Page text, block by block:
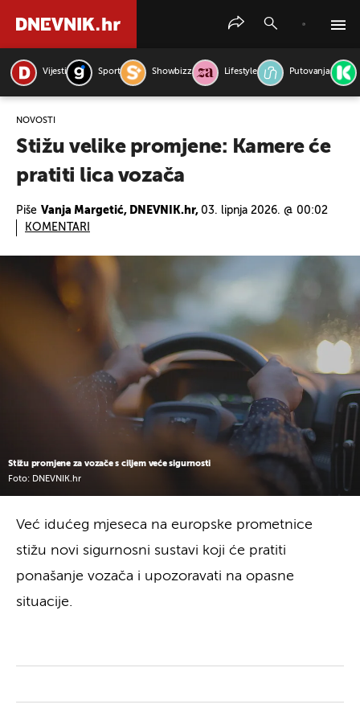
Vijesti Sport Showbizz Lifestyle Putovanja
NOVOSTI
Stižu velike promjene: Kamere će
pratiti lica vozača
Piše Vanja Margetić, DNEVNIK.hr, 03. lipnja 2026. @ 00:02
KOMENTARI
Stižu promjene za vozače s ciljem veće sigurnosti
Foto: DNEVNIK.hr
Već idućeg mjeseca na europske prometnice
stižu novi sigurnosni sustavi koji će pratiti
ponašanje vozača i upozoravati na opasne
situacije.
PRETRAŽITE VIJESTI